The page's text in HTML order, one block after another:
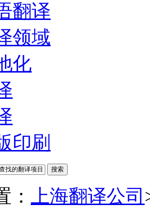
翻译
领域
化
印刷
： 上海翻译公司